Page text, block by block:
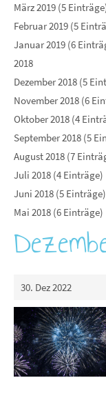
März 2019 (5
Februar 2019 (5
Januar 2019 (6
2018
Dezember 2018 (5
November 2018 (6
Oktober 2018 (4
September 2018 (5
August 2018 (7
Juli 2018 (4 Einträge)
Juni 2018 (5 Einträge)
Mai 2018 (6 Einträge)
30. Dez 2022